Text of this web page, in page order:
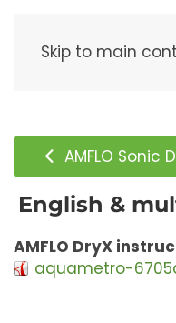
Skip to main
AMFLO Sonic
English &
AMFLO DryX
aquametro-